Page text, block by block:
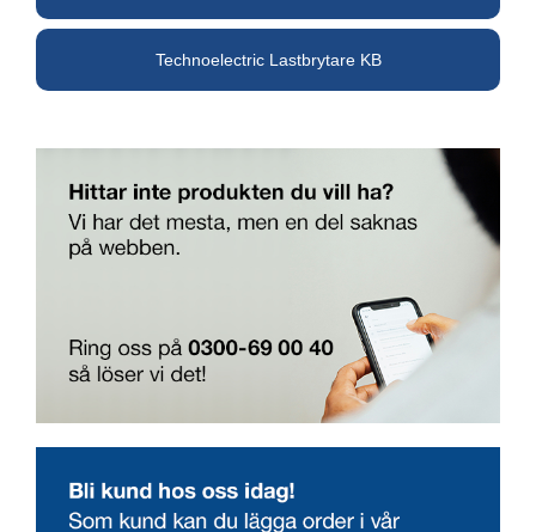
Technoelectric Lastbrytare KB